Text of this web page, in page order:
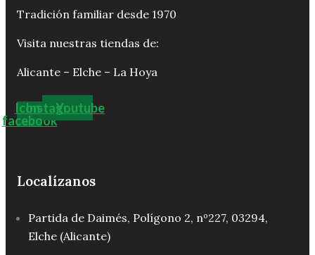
Tradición familiar desde 1970
Visita nuestras tiendas de:
Alicante – Elche – La Hoya
Icon-
facebook
Instagram
Youtube
Localízanos
Partida de Daimés, Polígono 2, nº227, 03294,
Elche (Alicante)